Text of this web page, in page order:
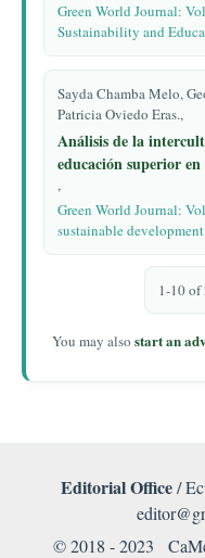
Green World Journal:
Sustainability and
Sayda Chamba Melo,
Patricia Oviedo Eras.,
Análisis de la
educación superior
,
Green World Journal:
sustainable development
1-10 of
You may also start an
Editorial Office/
© 2018 - 2023